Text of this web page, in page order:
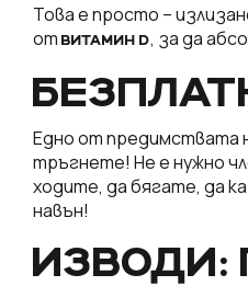
Това е просто –
от ВИТАМИН D, за да
Едно от предимствата
тръгнете! Не е нужно
ходите, да бягате, да
навън!
ИЗВОДИ: